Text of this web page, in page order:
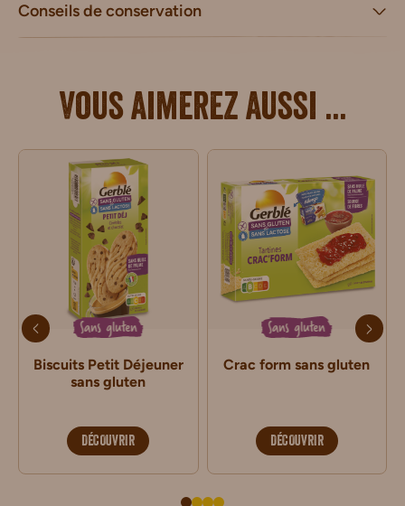
Conseils de conservation
Vous aimerez aussi ...
Sans gluten
Biscuits Petit Déjeuner
sans gluten
DÉCOUVRIR
Sans gluten
Crac form sans gluten
DÉCOUVRIR